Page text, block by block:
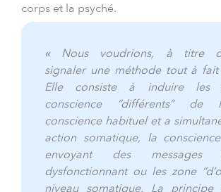
corps et la psyché.
« Nous voudrions, à titre
signaler une méthode tout à
Elle consiste à induire les
conscience “différents” de
conscience habituel et a
action somatique, la
envoyant des
dysfonctionnant ou les zone
niveau somatique. La